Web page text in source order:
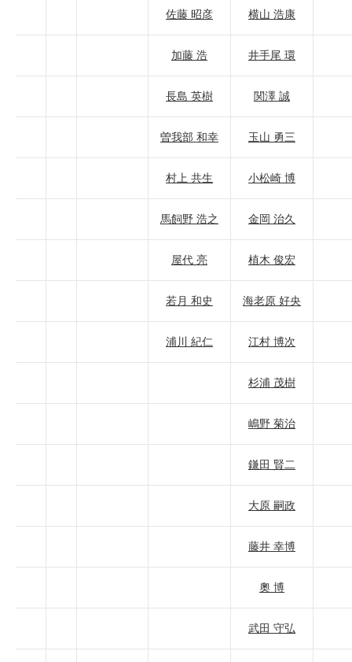
佐藤 昭彦 横山 浩康
加藤 浩 井手尾 環
長島 英樹 関澤 誠
曽我部 和幸 玉山 勇三
村上 共生 小松崎 博
馬飼野 浩之 金岡 治久
屋代 亮 植木 俊宏
若月 和史 海老原 好央
浦川 紀仁 江村 博次
杉浦 茂樹
嶋野 菊治
鎌田 賢二
大原 嗣政
藤井 幸博
奧 博
武田 守弘